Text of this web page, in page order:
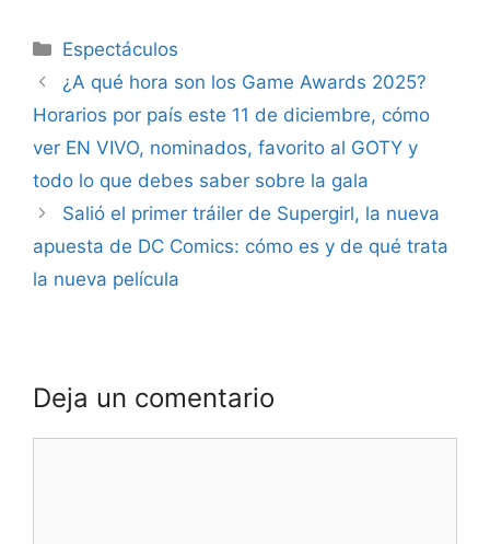
Espectáculos
¿A qué hora son los Game Awards 2025?
Horarios por país este 11 de diciembre, cómo
ver EN VIVO, nominados, favorito al GOTY y
todo lo que debes saber sobre la gala
Salió el primer tráiler de Supergirl, la nueva
apuesta de DC Comics: cómo es y de qué trata
la nueva película
Deja un comentario